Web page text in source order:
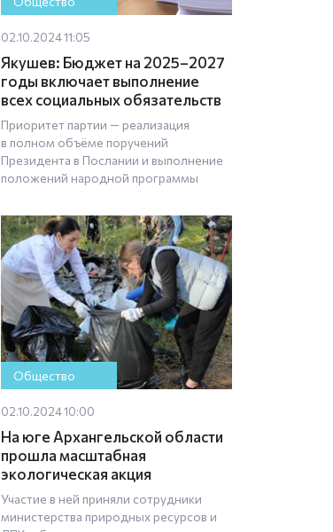
02.10.2024 11:05
Якушев: Бюджет на 2025–2027
годы включает выполнение
всех социальных обязательств
Приоритет партии — реализация
в полном объёме поручений
Президента в Послании и выполнение
положений народной программы
Общество
02.10.2024 10:00
На юге Архангельской области
прошла масштабная
экологическая акция
Участие в ней приняли сотрудники
министерства природных ресурсов и